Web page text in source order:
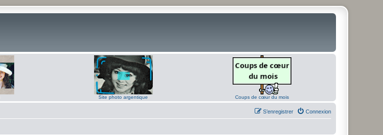
Site photo argentique Coups de cœur du mois
Connexion
S’enregistrer